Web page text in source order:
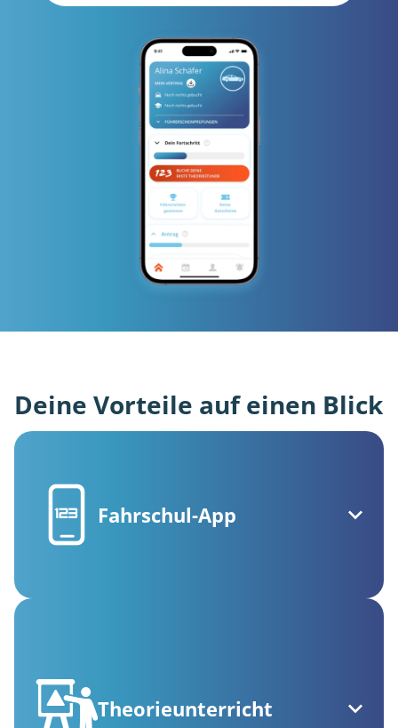
Deine Vorteile auf einen Blick
Fahrschul-App
Theorieunterricht